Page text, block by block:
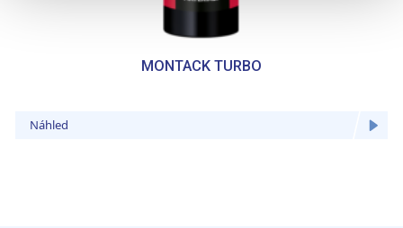
sociálních médií a analýze naší návštěvnosti využíváme
soubory cookie. Informace o tom, jak náš web používáte,
sdílíme se svými partnery pro sociální média, inzerci a
získali v důsledku toho, že používáte jejich služby.
MONTACK TURBO
Náhled